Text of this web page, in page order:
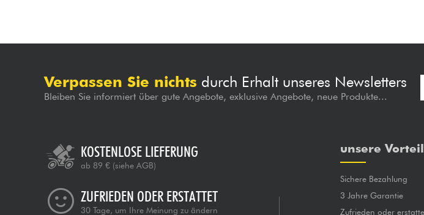
Verpassen Sie nichts durch Erhalt unseres Newsletters
Bleiben Sie informiert über gute Angebote, exklusive Angebote, neue Produkte...
KOSTENLOSE LIEFERUNG
ab 89 € (siehe AGB)
ZUFRIEDEN ODER ERSTATTET
30 Tage, um Ihre Meinung zu ändern
unsere
Sichere Bezahlung
3 Jahre Garantie
Zufrieden oder